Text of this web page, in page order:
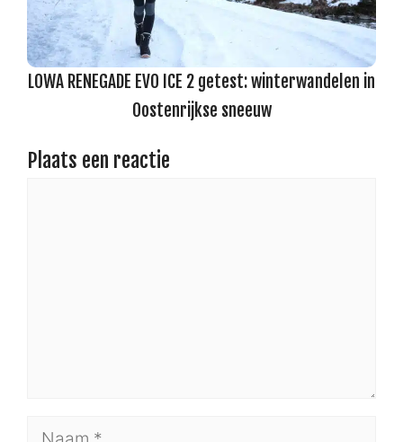
LOWA RENEGADE EVO ICE 2 getest: winterwandelen in
Oostenrijkse sneeuw
Plaats een reactie
Naam